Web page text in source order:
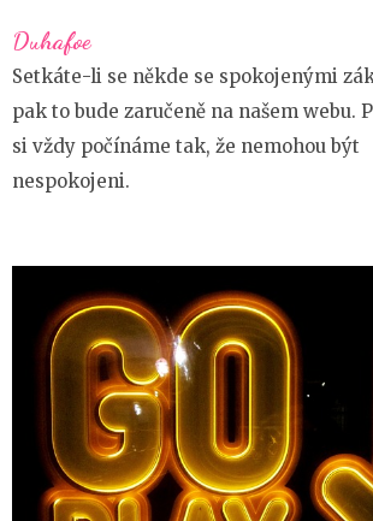
na
obsah
(stiskněte
Enter)
Duhafoe
Setkáte-li se někde se spokojenými
pak to bude zaručeně na našem webu.
si vždy počínáme tak, že nemohou být
nespokojeni.